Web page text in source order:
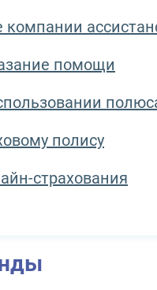
помощи
полису
страхования